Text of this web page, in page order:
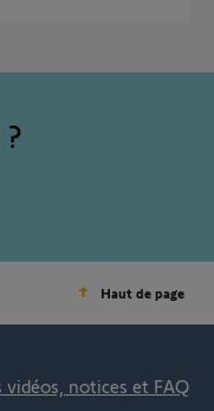
Haut de page
notices et FAQ